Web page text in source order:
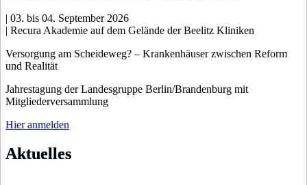
| 03. bis 04. September 2026
| Recura Akademie auf dem Gelände der Beelitz Kliniken
Versorgung am Scheideweg? – Krankenhäuser zwischen Reform
und Realität
Jahrestagung der Landesgruppe Berlin/Brandenburg mit
Mitgliederversammlung
Hier anmelden
Aktuelles